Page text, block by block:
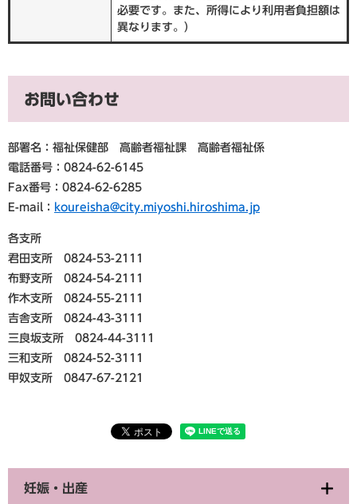
必要です。また、所得により利用者負担額は
異なります。）
お問い合わせ
部署名：福祉保健部 高齢者福祉課 高齢者福祉係
電話番号：0824-62-6145
Fax番号：0824-62-6285
E-mail： koureisha@city.miyoshi.hiroshima.jp
各支所
君田支所 0824-53-2111
布野支所 0824-54-2111
作木支所 0824-55-2111
吉舎支所 0824-43-3111
三良坂支所 0824-44-3111
三和支所 0824-52-3111
甲奴支所 0847-67-2121
妊娠・出産